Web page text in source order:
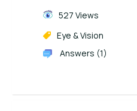
527 Views
Eye & Vision
Answers (1)